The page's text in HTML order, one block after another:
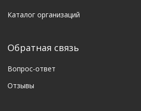
Каталог организаций
Обратная связь
Вопрос-ответ
Отзывы